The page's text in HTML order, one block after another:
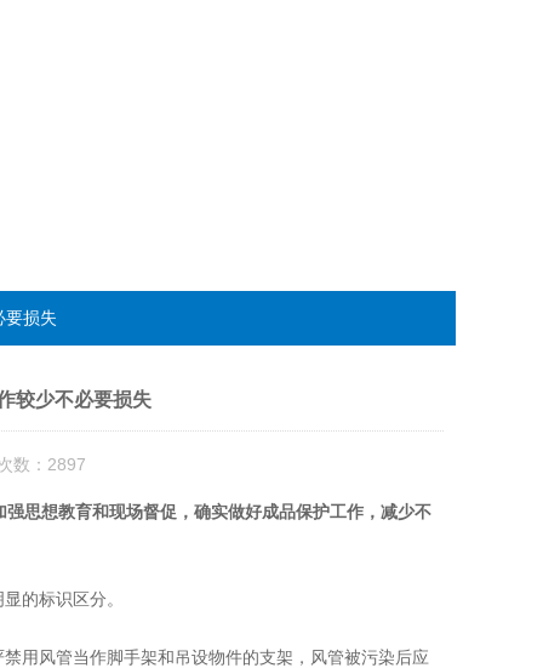
要损失
较少不必要损失
数：2897
思想教育和现场督促，确实做好成品保护工作，减少不
的标识区分。
风管当作脚手架和吊设物件的支架，风管被污染后应